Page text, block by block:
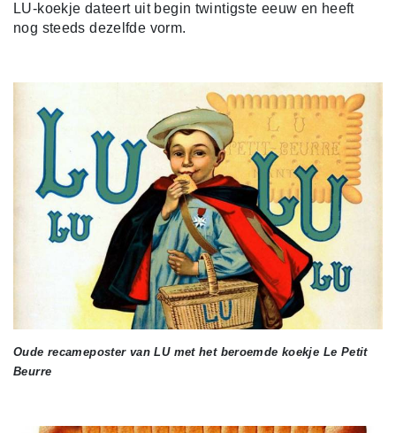
LU-koekje dateert uit begin twintigste eeuw en heeft
nog steeds dezelfde vorm.
Oude recameposter van LU met het beroemde koekje Le Petit
Beurre